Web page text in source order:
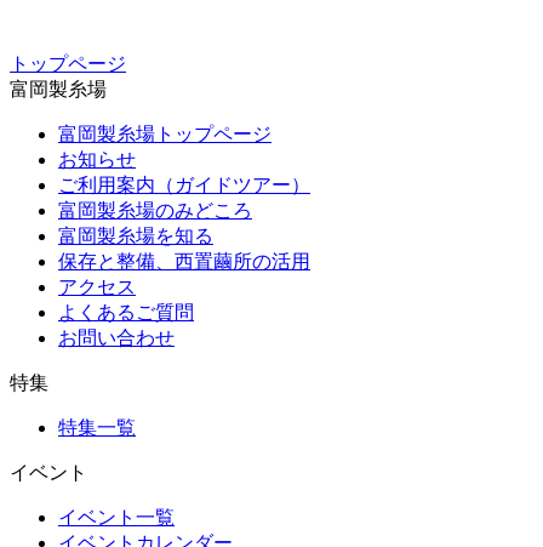
トップページ
富岡製糸場
富岡製糸場トップページ
お知らせ
ご利用案内（ガイドツアー）
富岡製糸場のみどころ
富岡製糸場を知る
保存と整備、西置繭所の活用
アクセス
よくあるご質問
お問い合わせ
特集
特集一覧
イベント
イベント一覧
イベントカレンダー